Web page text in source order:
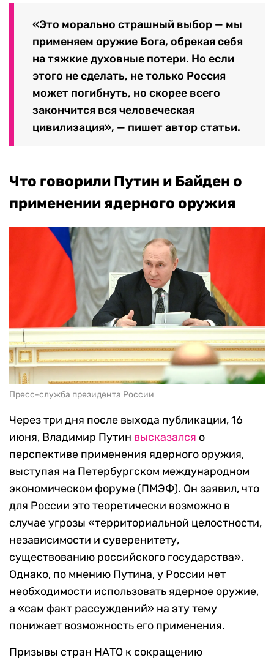
«Это морально страшный выбор — мы
применяем оружие Бога, обрекая себя
на тяжкие духовные потери. Но если
этого не сделать, не только Россия
может погибнуть, но скорее всего
закончится вся человеческая
цивилизация», — пишет автор статьи.
Что говорили Путин и Байден о
применении ядерного оружия
Пресс-служба президента России
Через три дня после выхода публикации, 16
июня, Владимир Путин высказался о
перспективе применения ядерного оружия,
выступая на Петербургском международном
экономическом форуме (ПМЭФ). Он заявил, что
для России это теоретически возможно в
случае угрозы «территориальной целостности,
независимости и суверенитету,
существованию российского государства».
Однако, по мнению Путина, у России нет
необходимости использовать ядерное оружие,
а «сам факт рассуждений» на эту тему
понижает возможность его применения.
Призывы стран НАТО к сокращению